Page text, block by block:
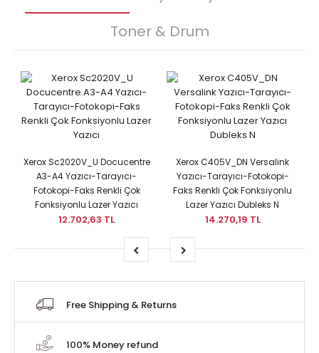
Toner & Drum
Xerox Sc2020V_U Docucentre
A3-A4 Yazıcı-Tarayıcı-
Fotokopi-Faks Renkli Çok
Fonksiyonlu Lazer Yazıcı
12.702,63 TL
Xerox C405V_DN Versalink
Yazıcı-Tarayıcı-Fotokopi-
Faks Renkli Çok Fonksiyonlu
Lazer Yazıcı Dubleks N
14.270,19 TL
Free Shipping & Returns
100% Money refund